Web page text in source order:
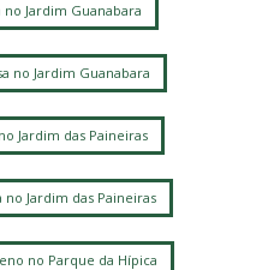
no Jardim Guanabara
no Jardim Guanabara
Jardim das Paineiras
no Jardim das Paineiras
no Parque da Hípica